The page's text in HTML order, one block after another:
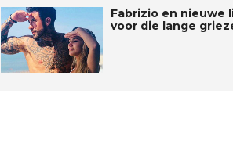
Fabrizio en nieuwe
voor die lange